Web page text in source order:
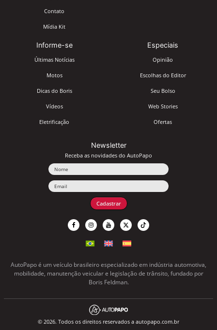
Contato
Mídia Kit
Informe-se
Últimas Notícias
Motos
Dicas do Boris
Vídeos
Eletrificação
Especiais
Opinião
Escolhas do Editor
Seu Bolso
Web Stories
Ofertas
Newsletter
Receba as novidades do AutoPapo
Cadastrar
AutoPapo é um veículo brasileiro especializado em indústria automotiva,
mobilidade, manutenção veicular e legislação de trânsito, fundado por
Boris Feldman.
© 2026. Todos os direitos reservados a autopapo.com.br